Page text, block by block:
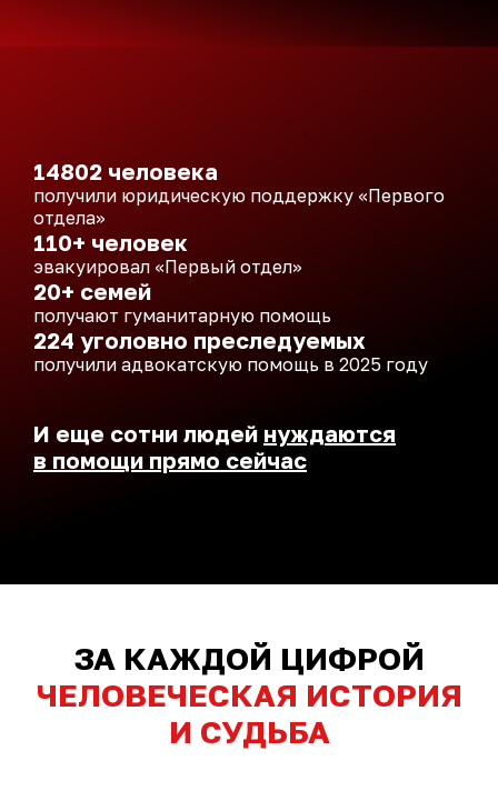
14802 человека
получили юридическую поддержку «Первого
отдела»
110+ человек
эвакуировал «Первый отдел»
20+ семей
получают гуманитарную помощь
224 уголовно преследуемых
получили адвокатскую помощь в 2025 году
И еще сотни людей нуждаются
в помощи прямо сейчас
ЗА КАЖДОЙ ЦИФРОЙ
ЧЕЛОВЕЧЕСКАЯ ИСТОРИЯ
И СУДЬБА